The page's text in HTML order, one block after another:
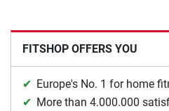
FITSHOP OFFERS YOU
Europe's No. 1 for home
More than 4.000.000